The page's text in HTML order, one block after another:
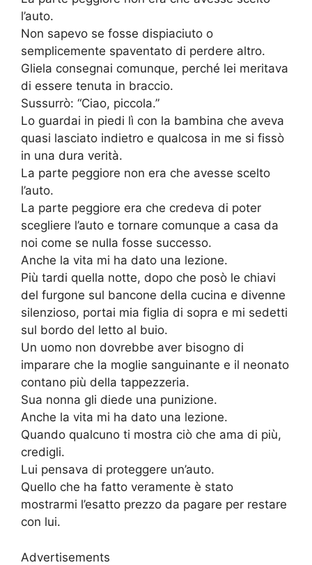
l’auto.
Non sapevo se fosse dispiaciuto o
semplicemente spaventato di perdere altro.
Gliela consegnai comunque, perché lei meritava
di essere tenuta in braccio.
Sussurrò: “Ciao, piccola.”
Lo guardai in piedi lì con la bambina che aveva
quasi lasciato indietro e qualcosa in me si fissò
in una dura verità.
La parte peggiore non era che avesse scelto
l’auto.
La parte peggiore era che credeva di poter
scegliere l’auto e tornare comunque a casa da
noi come se nulla fosse successo.
Anche la vita mi ha dato una lezione.
Più tardi quella notte, dopo che posò le chiavi
del furgone sul bancone della cucina e divenne
silenzioso, portai mia figlia di sopra e mi sedetti
sul bordo del letto al buio.
Un uomo non dovrebbe aver bisogno di
imparare che la moglie sanguinante e il neonato
contano più della tappezzeria.
Sua nonna gli diede una punizione.
Anche la vita mi ha dato una lezione.
Quando qualcuno ti mostra ciò che ama di più,
credigli.
Lui pensava di proteggere un’auto.
Quello che ha fatto veramente è stato
mostrarmi l’esatto prezzo da pagare per restare
con lui.
Advertisements